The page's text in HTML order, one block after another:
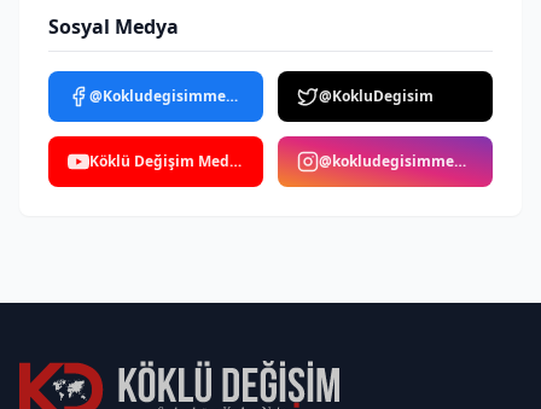
Sosyal Medya
@Kokludegisimmedya @KokluDegisim
Köklü Değişim Medya @kokludegisimmedya